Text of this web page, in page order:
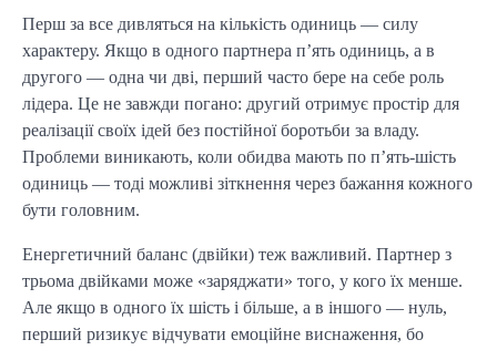
Перш за все дивляться на кількість одиниць — силу
характеру. Якщо в одного партнера п’ять одиниць, а в
другого — одна чи дві, перший часто бере на себе роль
лідера. Це не завжди погано: другий отримує простір для
реалізації своїх ідей без постійної боротьби за владу.
Проблеми виникають, коли обидва мають по п’ять-шість
одиниць — тоді можливі зіткнення через бажання кожного
бути головним.
Енергетичний баланс (двійки) теж важливий. Партнер з
трьома двійками може «заряджати» того, у кого їх менше.
Але якщо в одного їх шість і більше, а в іншого — нуль,
перший ризикує відчувати емоційне виснаження, бо